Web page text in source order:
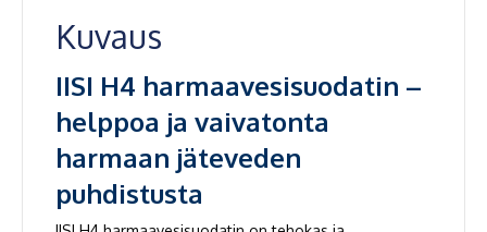
Kuvaus
IISI H4 harmaavesisuodatin –
helppoa ja vaivatonta
harmaan jäteveden
puhdistusta